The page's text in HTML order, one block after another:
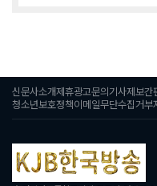
신문사소개제휴광고문의 기사제보간
청소년보호정책 이메일무단수집거부